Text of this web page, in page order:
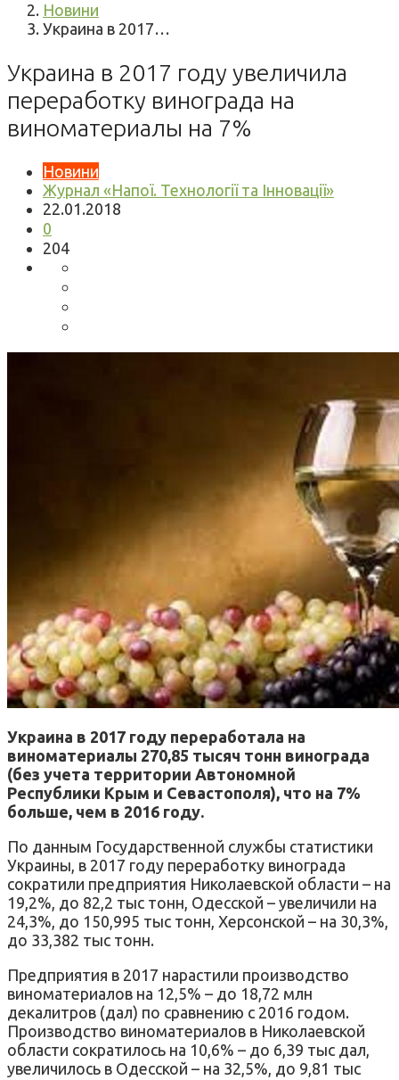
Новини
Украина в 2017…
Украина в 2017 году увеличила
переработку винограда на
виноматериалы на 7%
Новини
Журнал «Напої. Технології та Інновації»
22.01.2018
0
204
Украина в 2017 году переработала на
виноматериалы 270,85 тысяч тонн винограда
(без учета территории Автономной
Республики Крым и Севастополя), что на 7%
больше, чем в 2016 году.
По данным Государственной службы статистики
Украины, в 2017 году переработку винограда
сократили предприятия Николаевской области – на
19,2%, до 82,2 тыс тонн, Одесской – увеличили на
24,3%, до 150,995 тыс тонн, Херсонской – на 30,3%,
до 33,382 тыс тонн.
Предприятия в 2017 нарастили производство
виноматериалов на 12,5% – до 18,72 млн
декалитров (дал) по сравнению с 2016 годом.
Производство виноматериалов в Николаевской
области сократилось на 10,6% – до 6,39 тыс дал,
увеличилось в Одесской – на 32,5%, до 9,81 тыс